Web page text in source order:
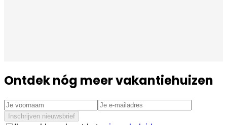
Ontdek nóg meer vakantiehuizen
Inschrijven nieuwsbrief